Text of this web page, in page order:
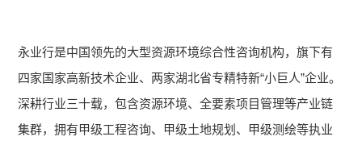
永业行是中国领先的大型资源环境综合性咨询机构，旗下有
四家国家高新技术企业、两家湖北省专精特新“小巨人”企业。
深耕行业三十载，包含资源环境、全要素项目管理等产业链
集群，拥有甲级工程咨询、甲级土地规划、甲级测绘等执业